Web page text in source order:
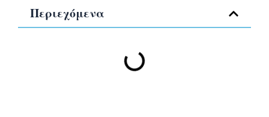
Περιεχόμενα